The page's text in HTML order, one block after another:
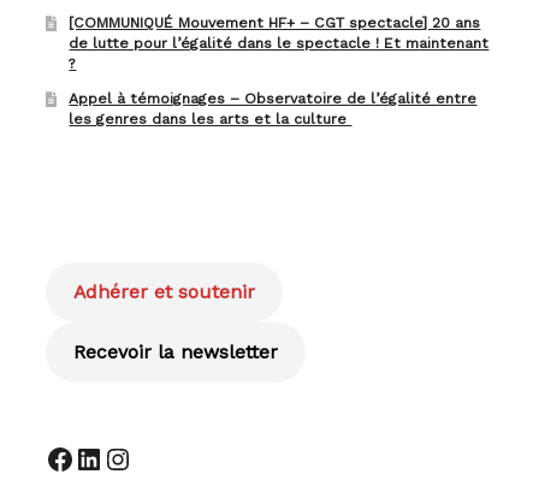
[COMMUNIQUÉ Mouvement HF+ – CGT spectacle] 20 ans
de lutte pour l’égalité dans le spectacle ! Et maintenant
?
Appel à témoignages – Observatoire de l’égalité entre
les genres dans les arts et la culture
Adhérer et soutenir
Recevoir la newsletter
Facebook
LinkedIn
Instagram